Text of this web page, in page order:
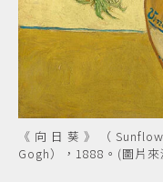
《向日葵》（
Gogh），1888。(圖片